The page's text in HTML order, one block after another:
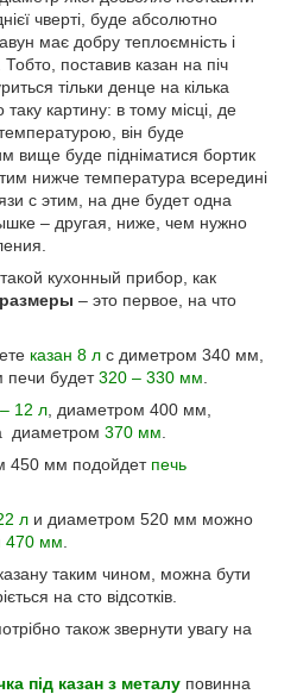
чверті, буде абсолютно
має добру теплоємність і
поставив казан на піч
тільки денце на кілька
картину: в тому місці, де
він буде
вище буде підніматися бортик
нижче температура всередині
с этим, на дне будет одна
– другая, ниже, чем нужно
кухонный прибор, как
размеры – это первое, на что
казан 8 л с диметром 340 мм,
будет320 – 330 мм
12 л , диаметром 400 мм,
диаметром 370 мм
450 мм подойдет печь
л и диаметром 520 мм можно
470 мм
таким чином, можна бути
на сто відсотків.
також звернути увагу на
під казан з металу повинна